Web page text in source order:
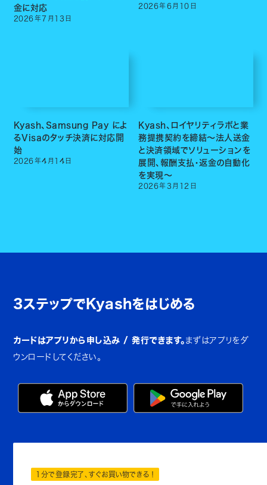
金に対応
2026年7 月 13 日
2026年6 月 10 日
Kyash、Samsung Pay によ
るVisaのタッチ決済に対応開
始
2026年4 月 14 日
Kyash、ロイヤリティラボと業
務提携契約を締結〜法人送金
と決済領域でソリューションを
展開、報酬支払・返金の自動化
を実現〜
2026年3 月 12 日
3ステップでKyashをはじめる
カードはアプリから申し込み / 発行できます。 まずはアプリをダ
ウンロードしてください。
1分で登録完了、すぐお買い物できる！